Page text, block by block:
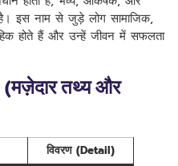
इस नाम से जुड़े लोग सामाजिक,
होते हैं और उन्हें जीवन में सफलता
तथ्य और
विवरण (Detail)